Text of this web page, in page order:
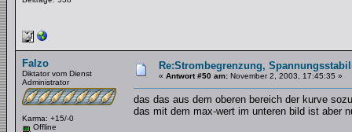
Falzo
Diktator vom Dienst
Administrator
Karma: +15/-0
Offline
Re:Strombegrenzung,
« Antwort #50 am: November 2, 2003, 17:45:35 »
das das aus dem oberen bereich der kurve
das mit dem max-wert im unteren bild ist aber